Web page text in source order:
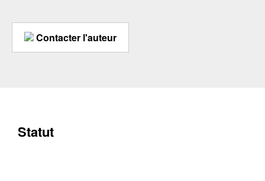
Contacter l'auteur
Statut